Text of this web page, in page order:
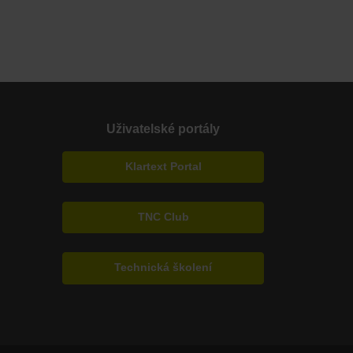
Uživatelské portály
Klartext Portal
TNC Club
Technická školení